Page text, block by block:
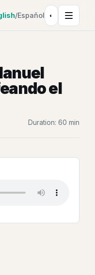
/Español ◐Theme: Light
el
Duration: 60 min